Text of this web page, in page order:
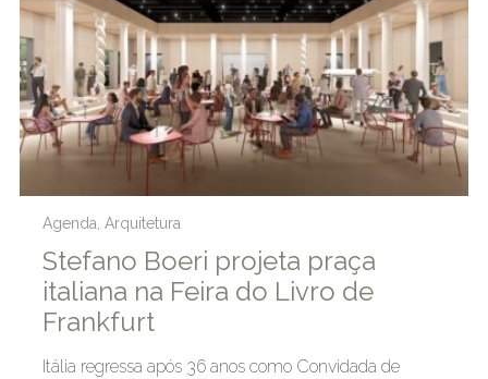
Agenda, Arquitetura
Stefano Boeri projeta praça
italiana na Feira do Livro de
Frankfurt
Itália regressa após 36 anos como Convidada de